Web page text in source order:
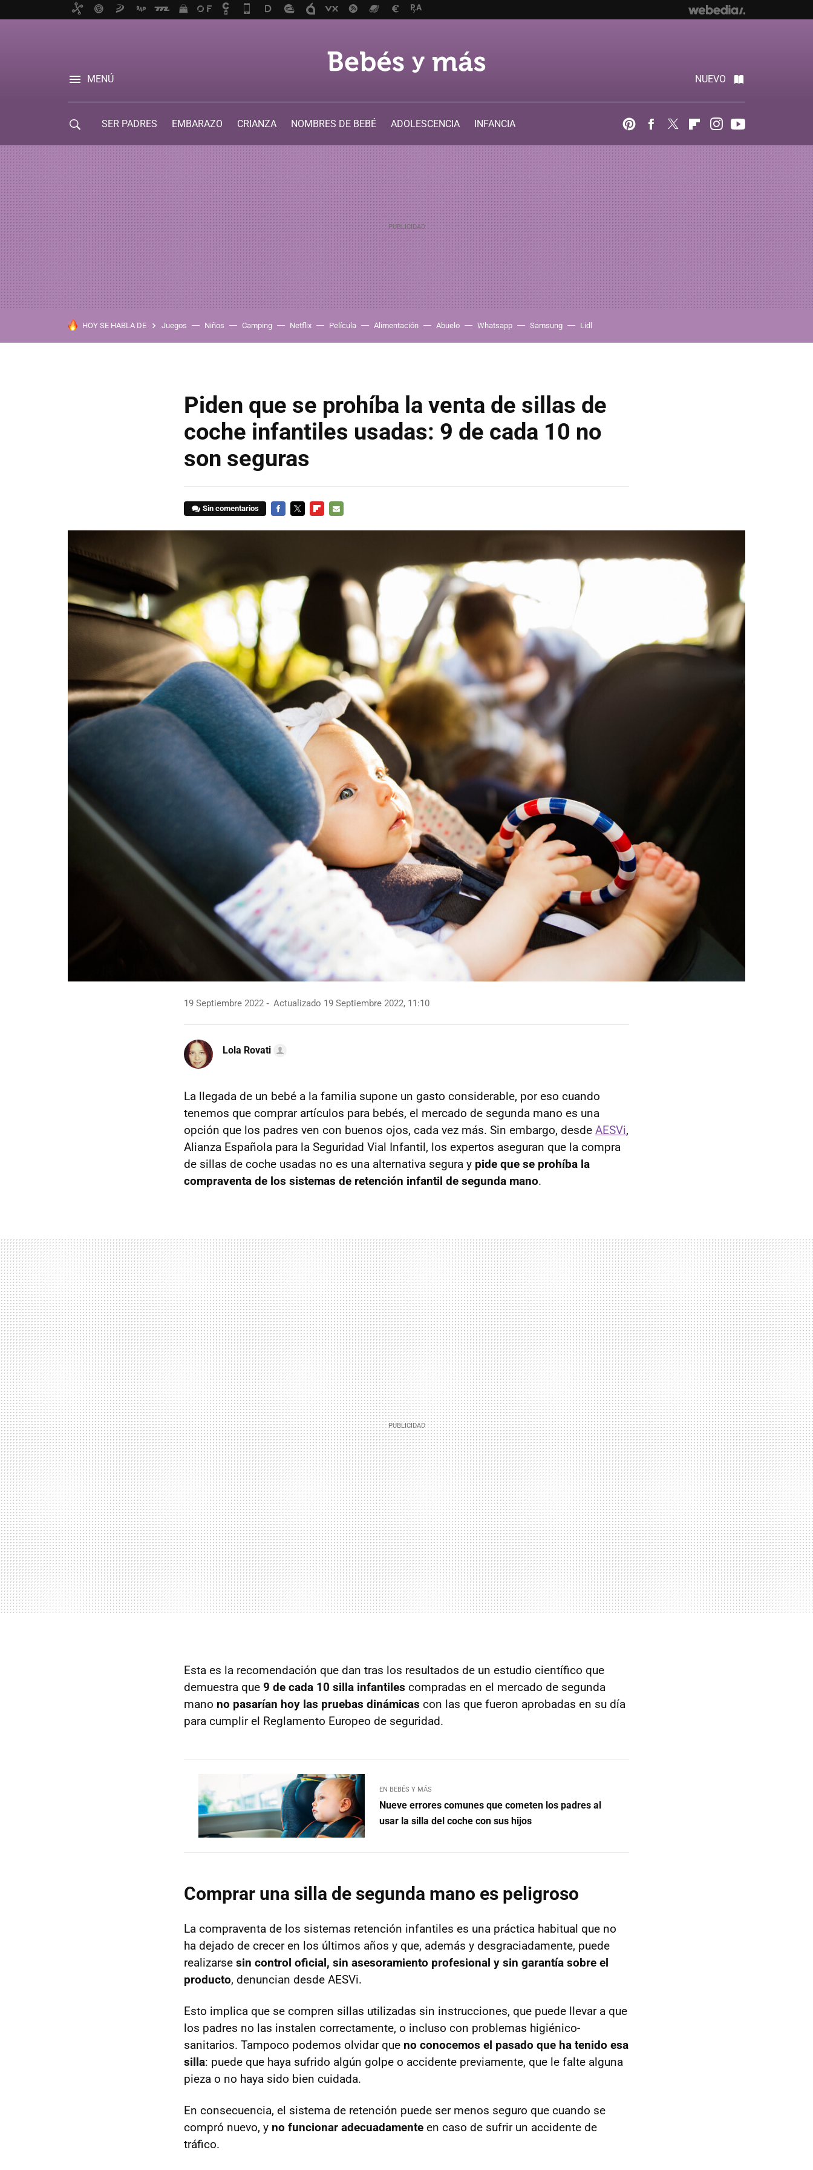
MENÚ NUEVO
SER PADRES EMBARAZO CRIANZA NOMBRES DE BEBÉ ADOLESCENCIA
INFANCIA
PinterestFacebook
Twitter FlipboardInstagram
HOY SE HABLA DE Juegos Niños Camping Netflix Película Alimentación Abuelo Whatsapp Samsung Lidl
Piden que se prohíba la venta de sillas de
coche infantiles usadas: 9 de cada 10 no
son seguras
Sin comentarios
19 Septiembre 2022 Actualizado 19 Septiembre 2022, 11:10
Lola Rovati
La llegada de un bebé a la familia supone un gasto considerable, por eso cuando
tenemos que comprar artículos para bebés, el mercado de segunda mano es una
opción que los padres ven con buenos ojos, cada vez más. Sin embargo, desde AESVi,
Alianza Española para la Seguridad Vial Infantil, los expertos aseguran que la compra
de sillas de coche usadas no es una alternativa segura y pide que se prohíba la
compraventa de los sistemas de retención infantil de segunda mano.
Esta es la recomendación que dan tras los resultados de un estudio científico que
demuestra que 9 de cada 10 silla infantiles compradas en el mercado de segunda
mano no pasarían hoy las pruebas dinámicas con las que fueron aprobadas en su día
para cumplir el Reglamento Europeo de seguridad.
EN BEBÉS Y MÁS
Nueve errores comunes que cometen los padres al
usar la silla del coche con sus hijos
Comprar una silla de segunda mano es peligroso
La compraventa de los sistemas retención infantiles es una práctica habitual que no
ha dejado de crecer en los últimos años y que, además y desgraciadamente, puede
realizarse sin control oficial, sin asesoramiento profesional y sin garantía sobre el
producto, denuncian desde AESVi.
Esto implica que se compren sillas utilizadas sin instrucciones, que puede llevar a que
los padres no las instalen correctamente, o incluso con problemas higiénico-
sanitarios. Tampoco podemos olvidar que no conocemos el pasado que ha tenido esa
silla: puede que haya sufrido algún golpe o accidente previamente, que le falte alguna
pieza o no haya sido bien cuidada.
En consecuencia, el sistema de retención puede ser menos seguro que cuando se
compró nuevo, y no funcionar adecuadamente en caso de sufrir un accidente de
tráfico.